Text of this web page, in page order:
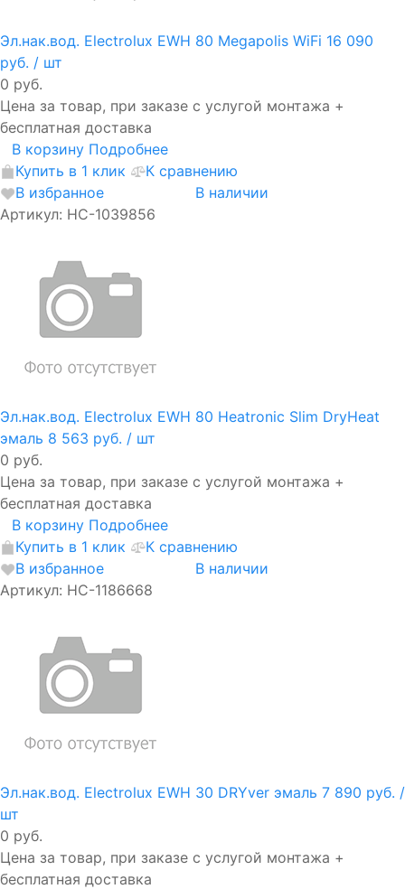
Эл.нак.вод. Electrolux EWH 80 Megapolis WiFi 16 090
руб. / шт
0 руб.
Цена за товар, при заказе с услугой монтажа +
бесплатная доставка
В корзину Подробнее
Купить в 1 клик
К сравнению
В избранное
В наличии
Артикул: НС-1039856
Эл.нак.вод. Electrolux EWH 80 Heatronic Slim DryHeat
эмаль 8 563 руб. / шт
0 руб.
Цена за товар, при заказе с услугой монтажа +
бесплатная доставка
В корзину Подробнее
Купить в 1 клик
К сравнению
В избранное
В наличии
Артикул: НС-1186668
Эл.нак.вод. Electrolux EWH 30 DRYver эмаль 7 890 руб. /
шт
0 руб.
Цена за товар, при заказе с услугой монтажа +
бесплатная доставка